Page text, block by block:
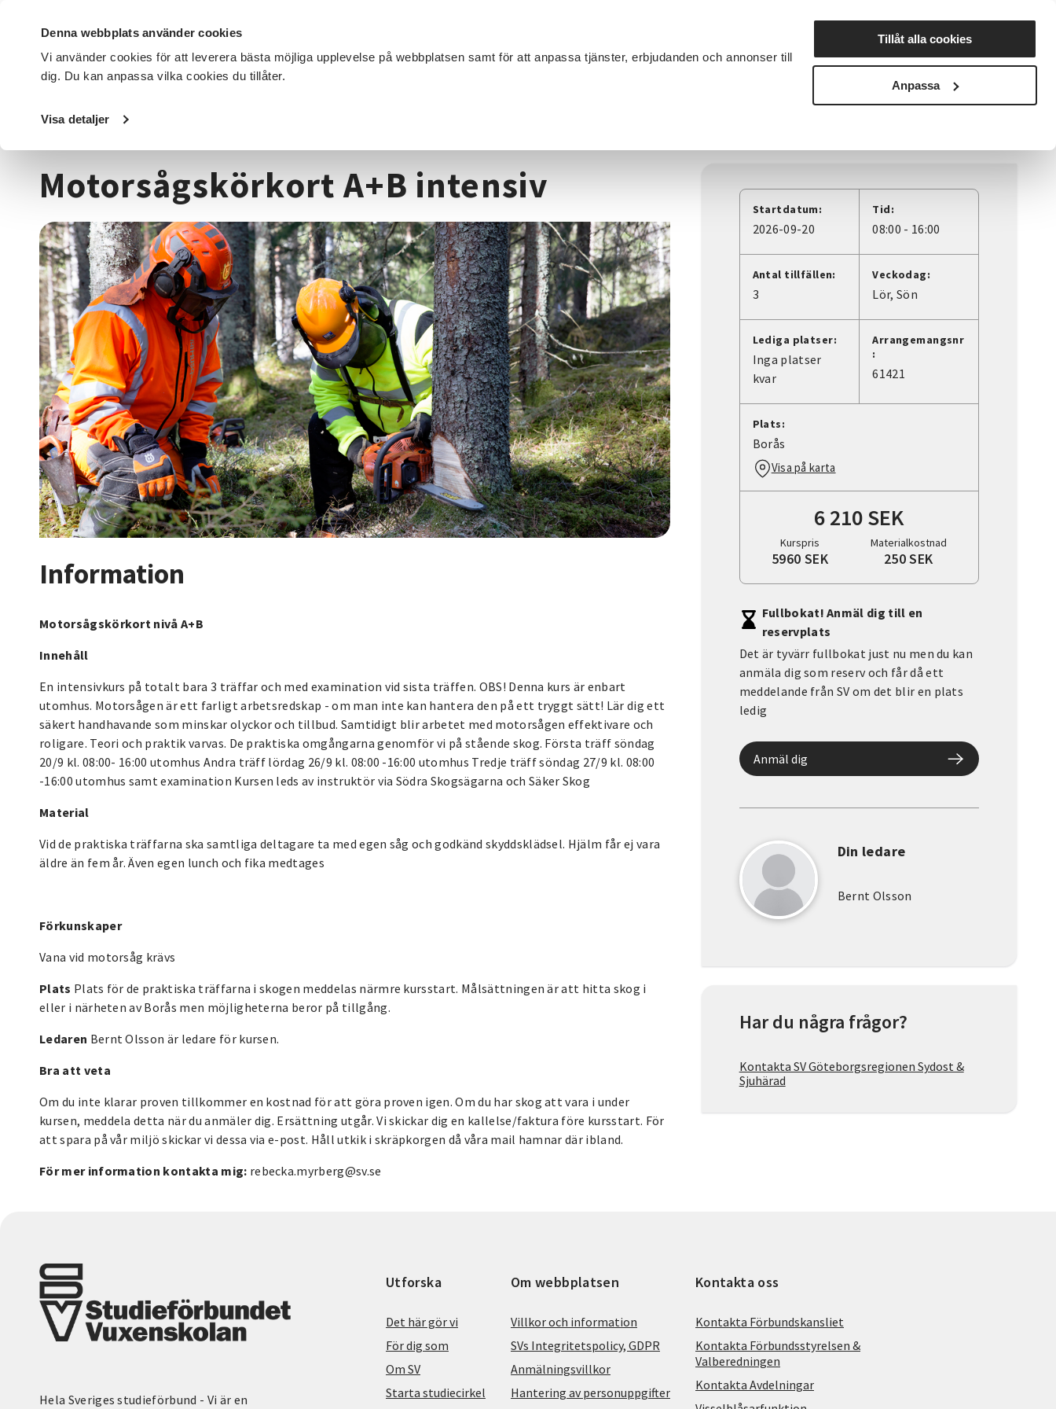
Denna webbplats använder cookies
Vi använder cookies för att leverera bästa möjliga upplevelse på webbplatsen samt för att anpassa tjänster, erbjudanden och annonser till
dig. Du kan anpassa vilka cookies du tillåter.
Visa detaljer
Tillåt alla cookies
Anpassa
DET HÄR GÖR VI FÖR DIG SOM SÖK KURSER OCH EVENEMANG Nyheter Avdelningar
Startsida / Kurser och evenemang
Motorsågskörkort A+B intensiv
Information
Motorsågskörkort nivå A+B
Innehåll
En intensivkurs på totalt bara 3 träffar och med examination vid sista träffen. OBS! Denna kurs är enbart
utomhus. Motorsågen är ett farligt arbetsredskap - om man inte kan hantera den på ett tryggt sätt! Lär dig ett
säkert handhavande som minskar olyckor och tillbud. Samtidigt blir arbetet med motorsågen effektivare och
roligare. Teori och praktik varvas. De praktiska omgångarna genomför vi på stående skog. Första träff söndag
20/9 kl. 08:00- 16:00 utomhus Andra träff lördag 26/9 kl. 08:00 -16:00 utomhus Tredje träff söndag 27/9 kl. 08:00
-16:00 utomhus samt examination Kursen leds av instruktör via Södra Skogsägarna och Säker Skog
Material
Vid de praktiska träffarna ska samtliga deltagare ta med egen såg och godkänd skyddsklädsel. Hjälm får ej vara
äldre än fem år. Även egen lunch och fika medtages
Förkunskaper
Vana vid motorsåg krävs
Plats Plats för de praktiska träffarna i skogen meddelas närmre kursstart. Målsättningen är att hitta skog i
eller i närheten av Borås men möjligheterna beror på tillgång.
Ledaren Bernt Olsson är ledare för kursen.
Bra att veta
Om du inte klarar proven tillkommer en kostnad för att göra proven igen. Om du har skog att vara i under
kursen, meddela detta när du anmäler dig. Ersättning utgår. Vi skickar dig en kallelse/faktura före kursstart. För
att spara på vår miljö skickar vi dessa via e-post. Håll utkik i skräpkorgen då våra mail hamnar där ibland.
För mer information kontakta mig: rebecka.myrberg@sv.se
Startdatum:
2026-09-20
Tid:
08:00 - 16:00
Antal tillfällen:
3
Veckodag:
Lör Sön
Lediga platser:
Inga platser
kvar
Arrangemangsnr
:
61421
Plats:
Borås
Visa på karta
6 210 SEK
Kurspris
5960 SEK
Materialkostnad
250 SEK
Fullbokat! Anmäl dig till en
reservplats
Det är tyvärr fullbokat just nu men du kan
anmäla dig som reserv och får då ett
meddelande från SV om det blir en plats
ledig
Anmäl dig
Din ledare
Bernt Olsson
Har du några frågor?
Kontakta SV Göteborgsregionen Sydost &
Sjuhärad
Hela Sveriges studieförbund - Vi är en
Utforska
Det här gör vi
För dig som
Om SV
Starta studiecirkel
Om webbplatsen
Villkor och information
SVs Integritetspolicy, GDPR
Anmälningsvillkor
Hantering av personuppgifter
Kontakta oss
Kontakta Förbundskansliet
Kontakta Förbundsstyrelsen &
Valberedningen
Kontakta Avdelningar